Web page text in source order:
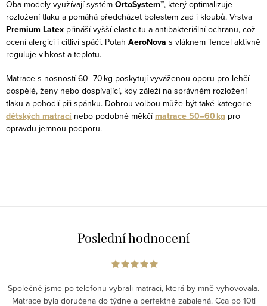
u
Oba modely využívají systém OrtoSystem™, který optimalizuje
rozložení tlaku a pomáhá předcházet bolestem zad i kloubů. Vrstva
Premium Latex přináší vyšší elasticitu a antibakteriální ochranu, což
ocení alergici i citliví spáči. Potah AeroNova s vláknem Tencel aktivně
reguluje vlhkost a teplotu.
Matrace s nosností 60–70 kg poskytují vyváženou oporu pro lehčí
dospělé, ženy nebo dospívající, kdy záleží na správném rozložení
tlaku a pohodlí při spánku. Dobrou volbou může být také kategorie
dětských matrací nebo podobně měkčímatrace 50–60 kg pro
opravdu jemnou podporu.
Poslední hodnocení
Společně jsme po telefonu vybrali matraci, která by mně vyhovovala.
Matrace byla doručena do týdne a perfektně zabalená. Cca po 10ti